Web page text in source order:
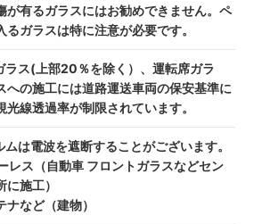
が有るガラスにはお勧めできません。ペ
るガラスは特に注意が必要です。
ラス(上部20％を除く）、運転席ガラ
への施工には道路運送車両の保安基準に
光線透過率が制限されています。
は電波を遮断することがございます。
レス（自動車 フロントガラスなどセン
施工）
など（建物）